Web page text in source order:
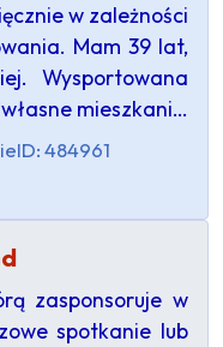
w zależności
Mam 39 lat,
Wysportowana
mieszkani…
ID: 484961
zasponsoruje w
spotkanie lub